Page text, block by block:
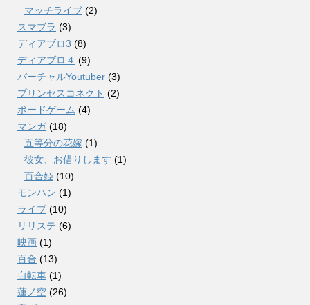
マッチライブ (2)
スマブラ (3)
ディアブロ3 (8)
ディアブロ４ (9)
バーチャルYoutuber (3)
プリンセスコネクト (2)
ボードゲーム (4)
マンガ(18)
五等分の花嫁 (1)
彼女、お借りします (1)
百合姫 (10)
モンハン (1)
ライブ (10)
リリステ (6)
映画 (1)
百合 (13)
自転車 (1)
蓮ノ空 (26)